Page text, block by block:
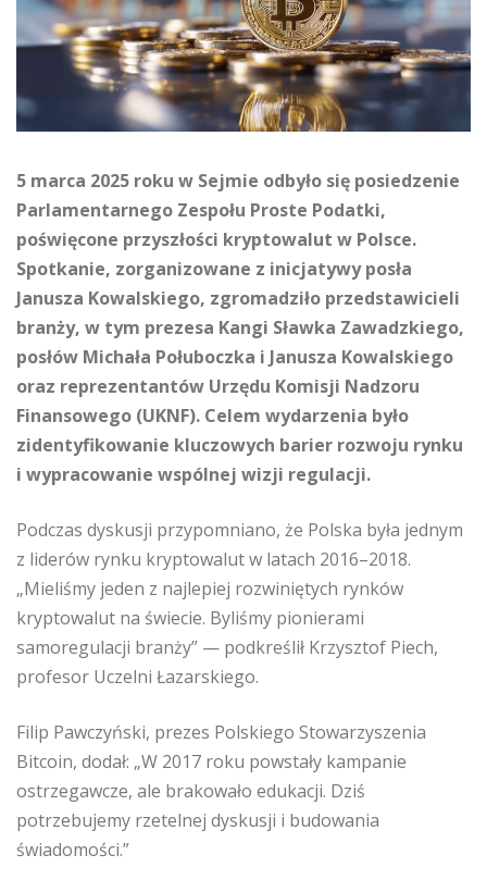
5 marca 2025 roku w Sejmie odbyło się posiedzenie
Parlamentarnego Zespołu Proste Podatki,
poświęcone przyszłości kryptowalut w Polsce.
Spotkanie, zorganizowane z inicjatywy posła
Janusza Kowalskiego, zgromadziło przedstawicieli
branży, w tym prezesa Kangi Sławka Zawadzkiego,
posłów Michała Połuboczka i Janusza Kowalskiego
oraz reprezentantów Urzędu Komisji Nadzoru
Finansowego (UKNF). Celem wydarzenia było
zidentyfikowanie kluczowych barier rozwoju rynku
i wypracowanie wspólnej wizji regulacji.
Podczas dyskusji przypomniano, że Polska była jednym
z liderów rynku kryptowalut w latach 2016–2018.
„Mieliśmy jeden z najlepiej rozwiniętych rynków
kryptowalut na świecie. Byliśmy pionierami
samoregulacji branży” — podkreślił Krzysztof Piech,
profesor Uczelni Łazarskiego.
Filip Pawczyński, prezes Polskiego Stowarzyszenia
Bitcoin, dodał: „W 2017 roku powstały kampanie
ostrzegawcze, ale brakowało edukacji. Dziś
potrzebujemy rzetelnej dyskusji i budowania
świadomości.”